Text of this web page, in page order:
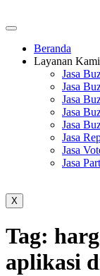
Beranda
Layanan Kami
Jasa
Jasa
Jasa
Jasa
Jasa
Jasa
Jasa
Jasa
X
Tag:
aplikasi